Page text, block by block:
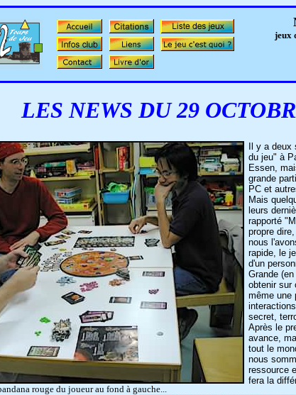
jeux
LES NEWS DU 29
rouge du joueur au fond à gauche...
Il y a
du jeu" à
Essen,
grande
PC et
Mais
leurs
rapporté
propre
nous
rapide, le
d'un
Grande
obtenir sur
même une
secret,
Après le
avance,
tout le
nous
ressource
fera la